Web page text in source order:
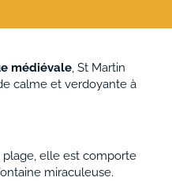
médiévale, St Martin
calme et verdoyante à
elle est comporte
miraculeuse.